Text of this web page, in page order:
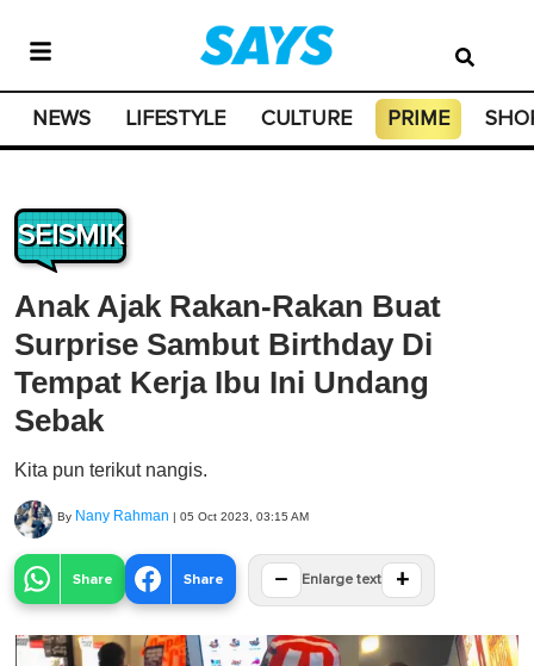
NEWS LIFESTYLE CULTURE PRIME
SEISMIK
Anak Ajak Rakan-Rakan Buat
Surprise Sambut Birthday Di
Tempat Kerja Ibu Ini Undang
Sebak
Kita pun terikut nangis.
By Nany Rahman | 05 Oct 2023, 03:15 AM
Share Share − Enlarge text +